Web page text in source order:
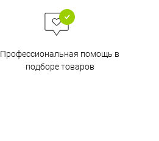
Профессиональная помощь в
подборе товаров